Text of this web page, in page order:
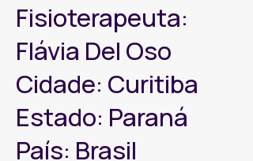
Fisioterapeuta:
Flávia Del Oso
Cidade: Curitiba
Estado: Paraná
País: Brasil